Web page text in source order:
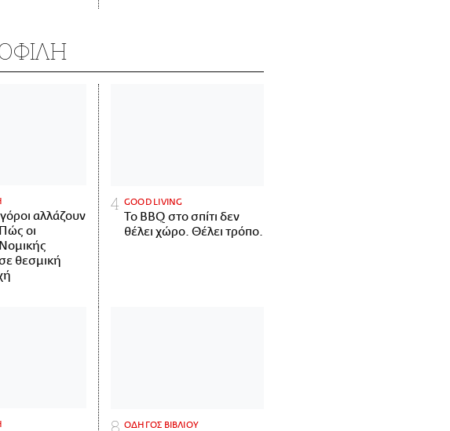
αλλάζουν
οι
θεσμική
GOOD LIVING
Το BBQ στο σπίτι δεν
θέλει χώρο. Θέλει τρόπο.
ΟΔΗΓΟΣ ΒΙΒΛΙΟΥ